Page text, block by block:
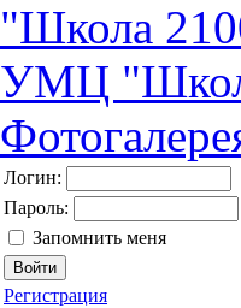
"Школа
УМЦ
Логин:
Пароль:
Запомнить меня
Регистрация